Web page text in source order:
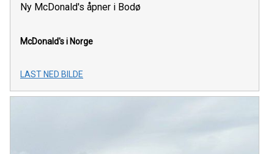
Ny McDonald's åpner i Bodø
McDonald's i Norge
LAST NED BILDE